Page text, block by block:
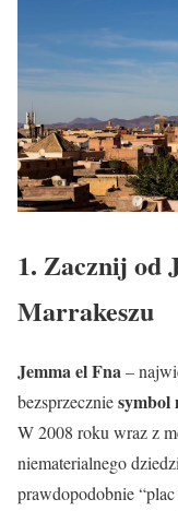
1. Zacznij od
Marrakeszu
Jemma el Fna–
bezsprzeczniesymbol
W 2008 roku wraz z
niematerialnego
prawdopodobnie